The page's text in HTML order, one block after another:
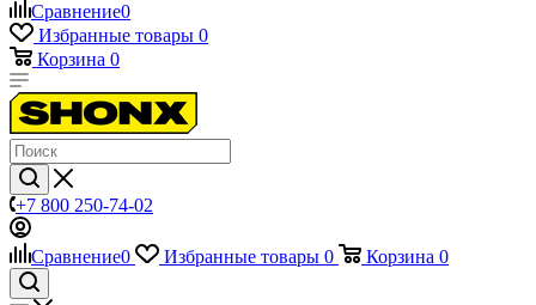
Сравнение0
Избранные товары 0
Корзина 0
+7 800 250-74-02
Сравнение0 Избранные товары 0 Корзина 0